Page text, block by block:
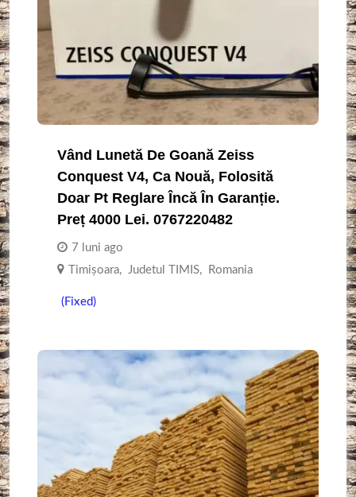
Vând Lunetă De Goană Zeiss
Conquest V4, Ca Nouă, Folosită
Doar Pt Reglare Încă În Garanție.
Preț 4000 Lei. 0767220482
7 luni ago
Timişoara, Judetul TIMIS, Romania
(Fixed)